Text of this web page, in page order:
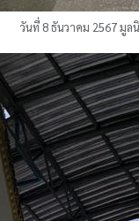
วันที่ 8 ธันวาคม 2567 มูล